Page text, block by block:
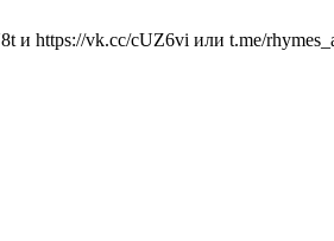
и https://vk.cc/cUZ6vi или t.me/